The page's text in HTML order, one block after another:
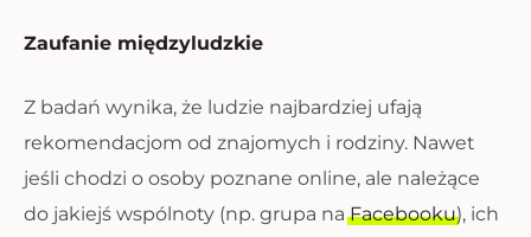
Zaufanie międzyludzkie
Z badań wynika, że ludzie najbardziej ufają
rekomendacjom od znajomych i rodziny. Nawet
jeśli chodzi o osoby poznane online, ale należące
do jakiejś wspólnoty (np. grupa naFacebooku), ich